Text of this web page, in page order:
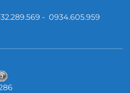
- 0934.605.959